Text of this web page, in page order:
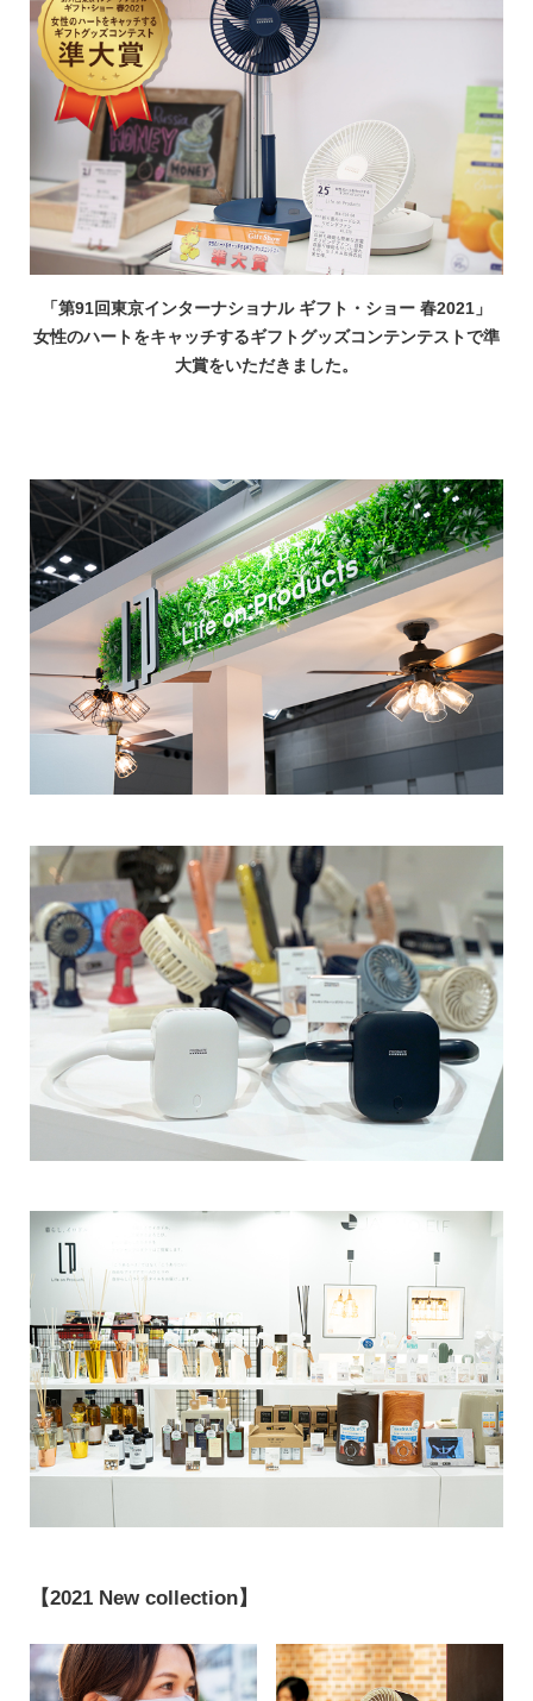
「第91回東京インターナショナル ギフト・ショー 春2021」
女性のハートをキャッチするギフトグッズコンテンテストで準
大賞をいただきました。
【2021 New collection】